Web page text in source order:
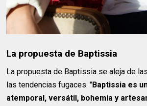
La propuesta de Baptissia
La propuesta de Baptissia se aleja de
las tendencias fugaces. "Baptissia es
atemporal, versátil, bohemia y